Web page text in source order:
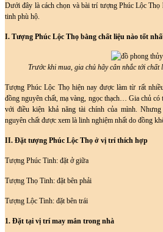
Dưới đây là cách chọn và bài trí tượng Phúc Lộc Thọ
tinh phù hộ.
I. Tượng Phúc Lộc Thọ bằng chất liệu nào tốt
Trước khi mua, gia chủ hãy cân nhắc tới chất
Tượng Phúc Lộc Thọ hiện nay được làm từ rất
đồng nguyên chất, mạ vàng, ngọc thạch… Gia chủ có
với điều kiện khả năng tài chính của mình.
nguyên chất được xem là linh nghiệm nhất do đồng
II. Đặt tượng Phúc Lộc Thọ ở vị trí thích hợp
Tượng Phúc Tinh: đặt ở giữa
Tượng Thọ Tinh: đặt bên phải
Tượng Lộc Tinh: đặt bên trái
1. Đặt tại vị trí may mắn trong nhà